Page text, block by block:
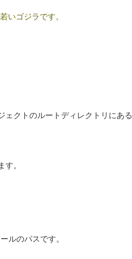
いゴジラです。
ェクトのルートディレクトリにある
。
ルのパスです。